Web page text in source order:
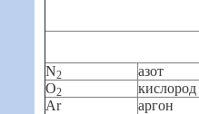
N2 азот
O2 кислород
Ar
аргон